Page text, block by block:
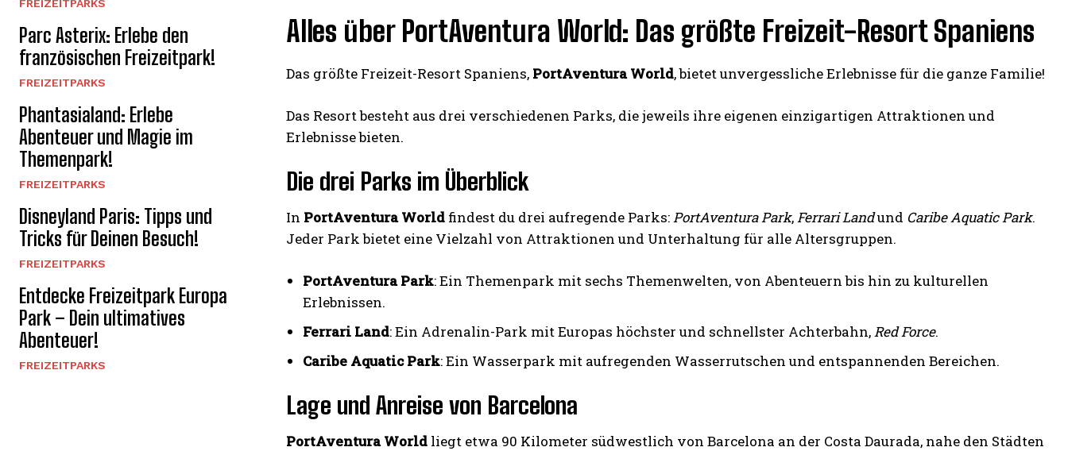
I WANT IN
FREIZEITPARKS
Parc Asterix: Erlebe den
französischen Freizeitpark!
FREIZEITPARKS
Phantasialand: Erlebe
Abenteuer und Magie im
Themenpark!
FREIZEITPARKS
Disneyland Paris: Tipps und
Tricks für Deinen Besuch!
FREIZEITPARKS
Entdecke Freizeitpark Europa
Park – Dein ultimatives
Abenteuer!
FREIZEITPARKS
Alles über PortAventura World: Das größte Freizeit-Resort Spaniens
Das größte Freizeit-Resort Spaniens, PortAventura World, bietet unvergessliche Erlebnisse für die ganze Familie!
Das Resort besteht aus drei verschiedenen Parks, die jeweils ihre eigenen einzigartigen Attraktionen und
Erlebnisse bieten.
Die drei Parks im Überblick
In PortAventura World findest du drei aufregende Parks:PortAventura Park,Ferrari Landund Caribe Aquatic Park.
Jeder Park bietet eine Vielzahl von Attraktionen und Unterhaltung für alle Altersgruppen.
PortAventura Park: Ein Themenpark mit sechs Themenwelten, von Abenteuern bis hin zu kulturellen
Erlebnissen.
Ferrari Land: Ein Adrenalin-Park mit Europas höchster und schnellster Achterbahn,Red Force.
Caribe Aquatic Park: Ein Wasserpark mit aufregenden Wasserrutschen und entspannenden Bereichen.
Lage und Anreise von Barcelona
PortAventura World liegt etwa 90 Kilometer südwestlich von Barcelona an der Costa Daurada, nahe den Städten